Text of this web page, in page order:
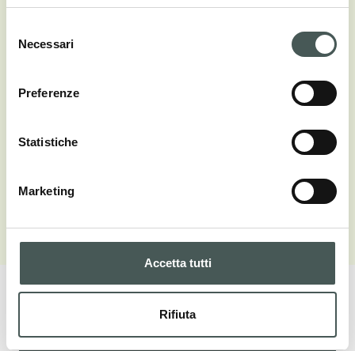
delNecessari
Preferenze
Statistiche
Marketing
Accetta tutti
Rifiuta
Pressure, ha combinato estetica senza tempo con
tecniche di produzione all’avanguardia, offrendo
una riproduzione audio precisa ed emotiva.​ Friendly
Pressure: Studio One ha rappresentato un esempio
emblematico di come il design possa stimolare una
e percezione personale, offrendo ai visitatori
Design Week.​